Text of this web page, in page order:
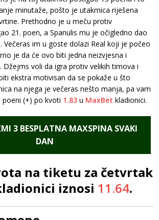
minutaže, pošto je utakmica riješena
Prethodno je u meču protiv
21. poen, a Spanulis mu je očigledno dao
Večeras im u goste dolazi Real koji je počeo
je da će ovo biti jedna neizvjesna i
Džejms voli da igra protiv velikih timova i
ekstra motivisan da se pokaže u što
na njega je večeras nešto manja, pa vam
(+) po kvoti 1.83 u MaxBet kladionici.
3 BESPLATNA MAXSPINA SVAKI
DAN
na tiketu za četvrtak
iznosi 11.64.